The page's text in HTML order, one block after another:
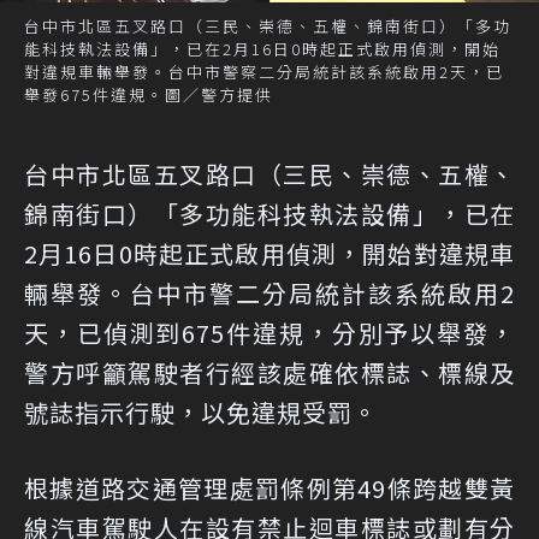
台中市北區五叉路口（三民、崇德、五權、錦南街口）「多功
能科技執法設備」，已在2月16日0時起正式啟用偵測，開始
對違規車輛舉發。台中市警察二分局統計該系統啟用2天，已
舉發675件違規。圖／警方提供
台中市北區五叉路口（三民、崇德、五權、
錦南街口）「多功能科技執法設備」，已在
2月16日0時起正式啟用偵測，開始對違規車
輛舉發。台中市警二分局統計該系統啟用2
天，已偵測到675件違規，分別予以舉發，
警方呼籲駕駛者行經該處確依標誌、標線及
號誌指示行駛，以免違規受罰。
根據道路交通管理處罰條例第49條跨越雙黃
線汽車駕駛人在設有禁止迴車標誌或劃有分